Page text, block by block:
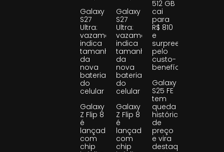
Galaxy
S27
Ultra:
vazamento
indica
tamanho
da
nova
bateria
do
celular
Galaxy
Z Flip 8
é
lançado
com
chip
Galaxy
S27
Ultra:
vazamento
indica
tamanho
da
nova
bateria
do
celular
Galaxy
Z Flip 8
é
lançado
com
chip
512 GB
cai
para
R$ 810
e
surpreende
pelo
custo-
benefício
Galaxy
S25 FE
tem
queda
histórica
de
preço
e vira
destaque